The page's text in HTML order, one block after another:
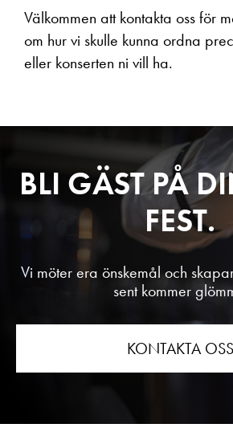
Välkommen att kontakta oss för
om hur vi skulle kunna ordna
eller konserten ni vill ha.
BLI GÄST PÅ
FEST.
Vi möter era önskemål och
sent kommer
KONTAKTA OSS